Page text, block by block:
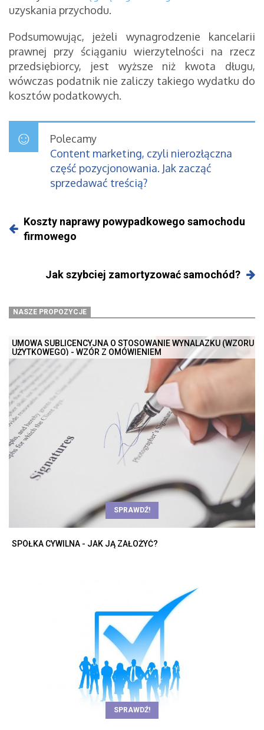
uzyskania przychodu.
Podsumowując, jeżeli wynagrodzenie kancelarii
prawnej przy ściąganiu wierzytelności na rzecz
przedsiębiorcy, jest wyższe niż kwota długu,
wówczas podatnik nie zaliczy takiego wydatku do
kosztów podatkowych.
Polecamy
Content marketing, czyli nierozłączna
część pozycjonowania. Jak zacząć
sprzedawać treścią?
Koszty naprawy powypadkowego samochodu
firmowego
Jak szybciej zamortyzować samochód?
NASZE PROPOZYCJE
UMOWA SUBLICENCYJNA O STOSOWANIE WYNALAZKU (WZORU
UŻYTKOWEGO) - WZÓR Z OMÓWIENIEM
SPRAWDŹ!
SPÓŁKA CYWILNA - JAK JĄ ZAŁOŻYĆ?
SPRAWDŹ!